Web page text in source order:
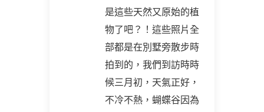
是這些天然又原始的植
物了吧？！這些照片全
部都是在別墅旁散步時
拍到的，我們到訪時時
候三月初，天氣正好，
不冷不熱，蝴蝶谷因為